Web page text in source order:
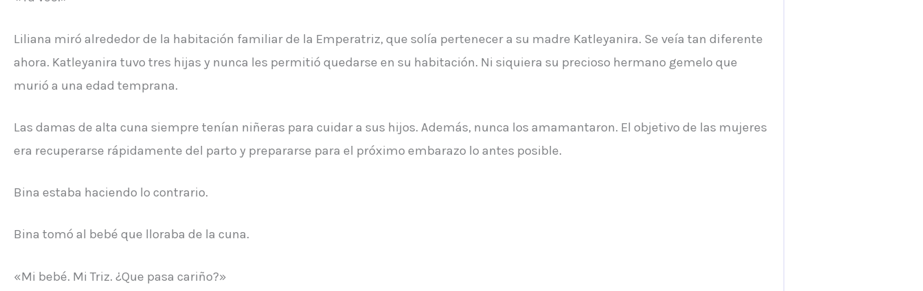
Liliana miró alrededor de la habitación familiar de la Emperatriz, que solía pertenecer a su madre Katleyanira. Se veía tan diferente
ahora. Katleyanira tuvo tres hijas y nunca les permitió quedarse en su habitación. Ni siquiera su precioso hermano gemelo que
murió a una edad temprana.
Las damas de alta cuna siempre tenían niñeras para cuidar a sus hijos. Además, nunca los amamantaron. El objetivo de las mujeres
era recuperarse rápidamente del parto y prepararse para el próximo embarazo lo antes posible.
Bina estaba haciendo lo contrario.
Bina tomó al bebé que lloraba de la cuna.
«Mi bebé. Mi Triz. ¿Que pasa cariño?»